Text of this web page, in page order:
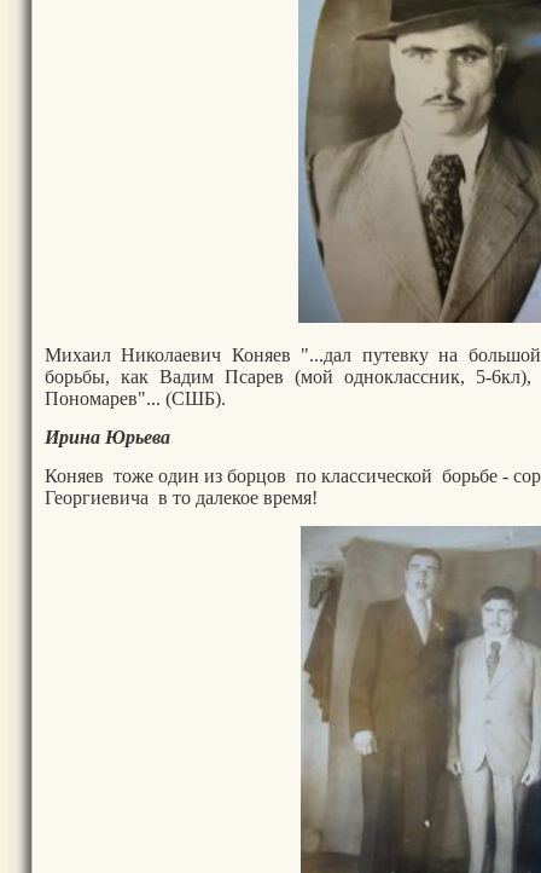
Михаил Николаевич Коняев "...дал путевку на
борьбы, как Вадим Псарев (мой одноклассник, 5-
Пономарев"... (СШБ).
Ирина Юрьева
Коняев тоже один из борцов по классической борьбе -
Георгиевича в то далекое время!